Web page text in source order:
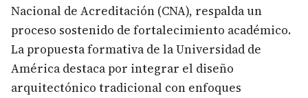
Nacional de Acreditación (CNA), respalda un
proceso sostenido de fortalecimiento académico.
La propuesta formativa de la Universidad de
América destaca por integrar el diseño
arquitectónico tradicional con enfoques